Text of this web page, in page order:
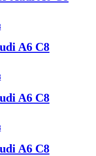
A6 C8
A6 C8
A6 C8